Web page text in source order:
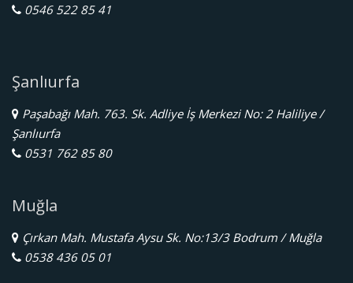
0546 522 85 41
Şanlıurfa
Paşabağı Mah. 763. Sk. Adliye İş Merkezi No: 2 Haliliye /
Şanlıurfa
0531 762 85 80
Muğla
Çırkan Mah. Mustafa Aysu Sk. No:13/3 Bodrum / Muğla
0538 436 05 01